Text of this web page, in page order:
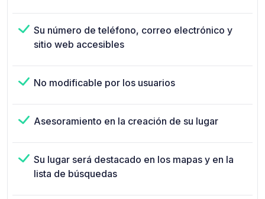
Su número de teléfono, correo electrónico y
sitio web accesibles
No modificable por los usuarios
Asesoramiento en la creación de su lugar
Su lugar será destacado en los mapas y en la
lista de búsquedas